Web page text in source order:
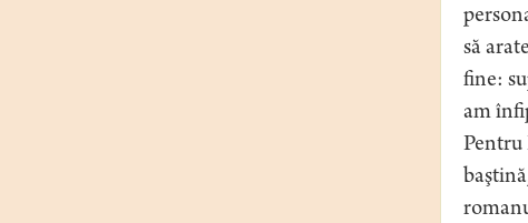
să
fine:
am
Pentru